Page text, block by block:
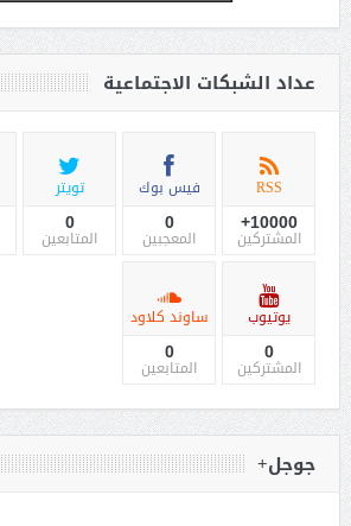
عداد الشبكات الاجتماعية
RSS
10000+
المشتركين
فيس بوك
0
المعجبين
تويتر
0
المتابعين
يوتيوب
0
المشتركين
ساوند كلاود
0
المتابعين
جوجل+